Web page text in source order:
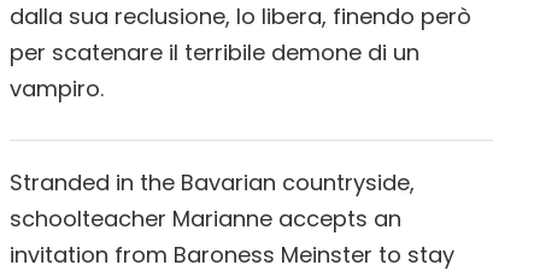
dalla sua reclusione, lo libera, finendo però
per scatenare il terribile demone di un
vampiro.
Stranded in the Bavarian countryside,
schoolteacher Marianne accepts an
invitation from Baroness Meinster to stay